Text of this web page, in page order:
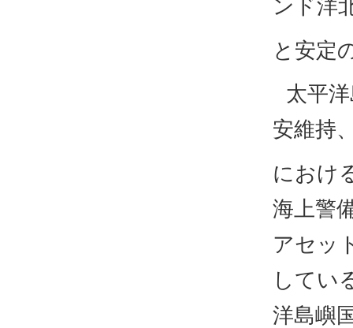
ンド洋
と安定
太平
安維持
におけ
海上警
アセッ
してい
洋島嶼